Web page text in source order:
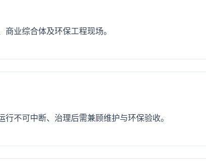
业综合体及环保工程现场。
不可中断、治理后需兼顾维护与环保验收。